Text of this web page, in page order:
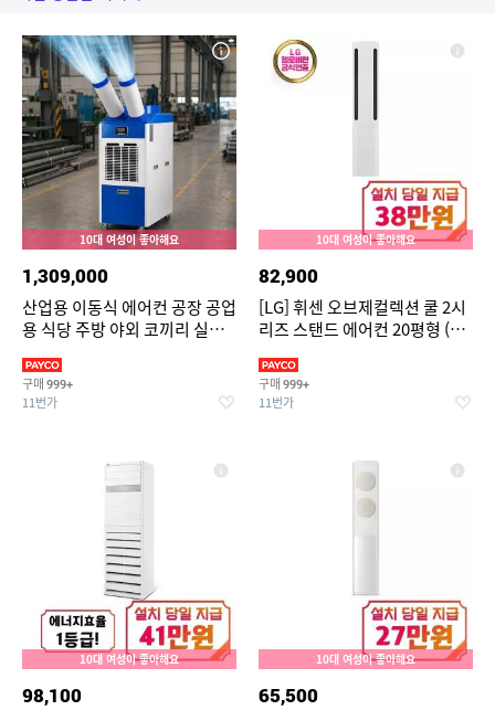
10대 여성이 좋아해요
1,309,000
산업용 이동식 에어컨 공장 공업
용 식당 주방 야외 코끼리 실속
구매 999+
11번가
10대 여성이 좋아해요
82,900
[LG] 휘센 오브제컬렉션 쿨 2시
리즈 스탠드 에어컨 20평형 (에
구매 999+
11번가
10대 여성이 좋아해요
98,100
10대 여성이 좋아해요
65,500